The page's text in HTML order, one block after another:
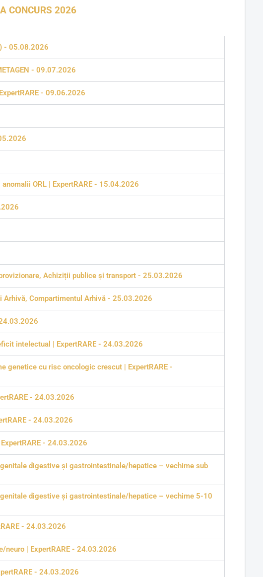
CONCURS 2026
- 05.08.2026
- 09.07.2026
- 09.06.2026
ORL | ExpertRARE - 15.04.2026
Achiziții publice și transport - 25.03.2026
Arhivă, Compartimentul Arhivă - 25.03.2026
intelectual | ExpertRARE - 24.03.2026
genetice cu risc oncologic crescut | ExpertRARE -
- 24.03.2026
- 24.03.2026
- 24.03.2026
digestive și gastrointestinale/hepatice – vechime sub
digestive și gastrointestinale/hepatice – vechime 5-10
- 24.03.2026
neuro | ExpertRARE - 24.03.2026
- 24.03.2026